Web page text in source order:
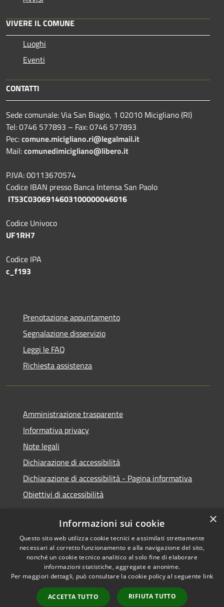
VIVERE IL COMUNE
Luoghi
Eventi
CONTATTI
Sede comunale: Via San Biagio, 1 02010 Micigliano (RI)
Tel: 0746 577893 – Fax: 0746 577893
Pec:comune.micigliano.ri@legalmail.it
Mail:comunedimicigliano@libero.it
P.IVA: 00113670574
Codice IBAN presso Banca Intensa San Paolo
IT53C0306914603100000046016
Codice Univoco
UF1RH7
Codice IPA
c_f193
Prenotazione appuntamento
Segnalazione disservizio
Leggi le FAQ
Richiesta assistenza
Amministrazione trasparente
Informativa privacy
Note legali
Dichiarazione di accessibilità
Dichiarazione di accessibilità - Pagina informativa
Obiettivi di accessibilità
RSS
Accessibilità
Cookie
Mappa del sito
Copyright © 2026 • Comune di
Micigliano • Powered by
Municipium•Accesso
redazione
×
Informazioni sui cookie
Questo sito web utilizza cookie tecnici e assimilati strettamente
necessari al corretto funzionamento e alla navigazione del sito,
nonché un cookie tecnico analitico al solo fine di elaborare
informazioni statistiche, aggregate e anonime.
Per maggiori dettagli, può consultare la cookie policy al seguente link
ACCETTA TUTTO RIFIUTA TUTTO